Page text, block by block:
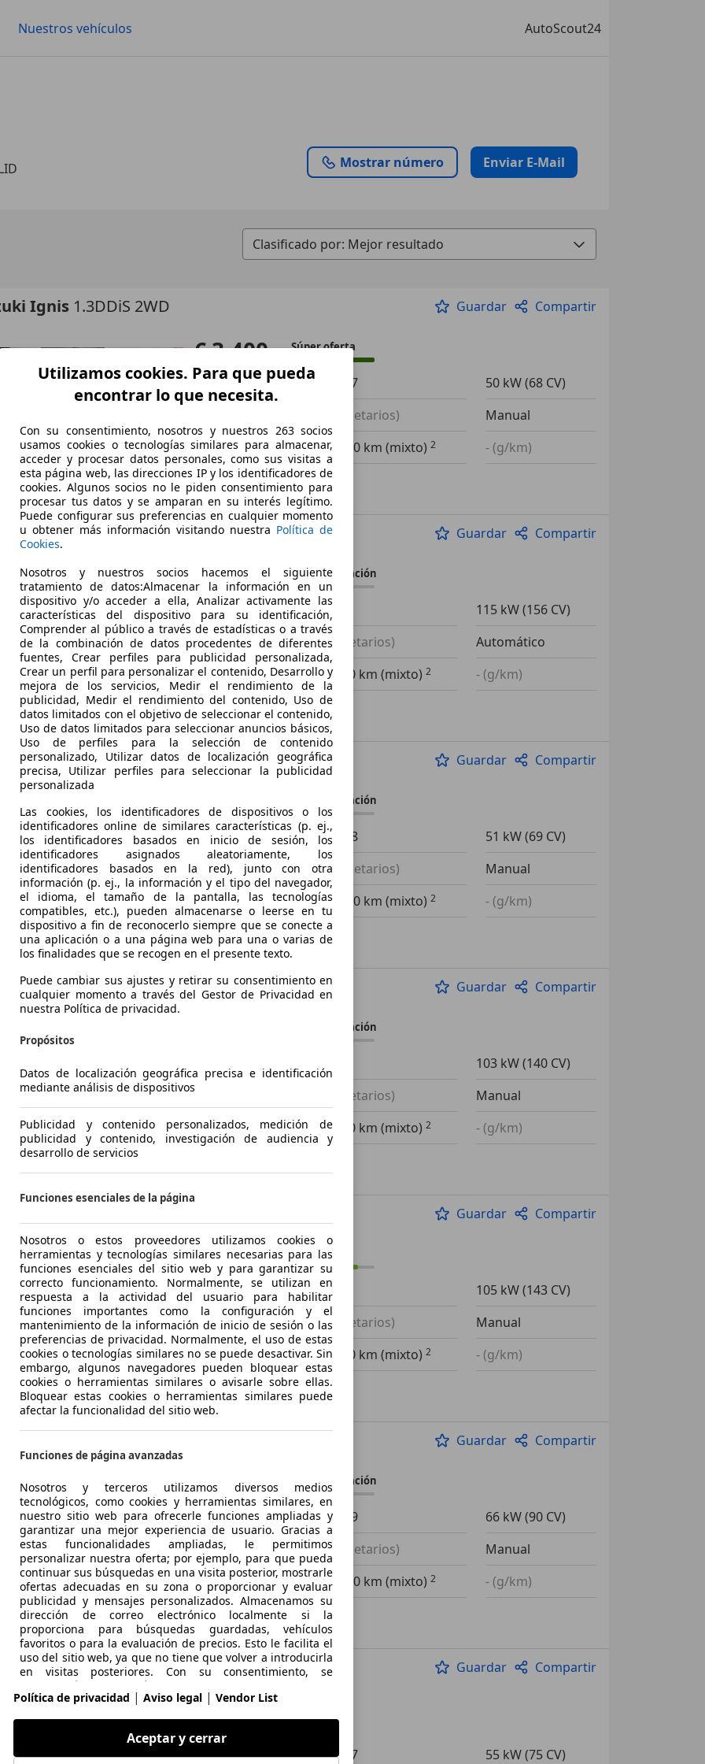
Nuestros vehículos AutoScout24
Mostrar número Enviar E-Mail
1/16
Ignis 1.3DDiS 2WD Guardar Compartir
€ 3.400 Súper oferta
205.000 km 01/2007
50 kW (68 CV)
- (Propietarios)
Manual
Diésel
5,0 l/100 km (mixto)
- (g/km)
-/-
1/15
4007 2.2HDI Sport Pack Guardar Compartir
€ 5.900 Sin comparación
299.000 km 01/2012
115 kW (156 CV)
Ocasión
- (Propietarios)
Automático
Diésel
7,0 l/100 km (mixto)
- (g/km)
-/-
1/11
2071.4HDI Sport Guardar Compartir
€ 4.100 Sin comparación
200.000 km 02/2008
51 kW (69 CV)
Ocasión
- (Propietarios)
Manual
Diésel
4,5 l/100 km (mixto)
- (g/km)
-/-
Alhambra2.0TDI CR Ecomotive Style 140 Guardar Compartir
Sin comparación
103 kW (140 CV)
Ocasión
- (Propietarios)
Manual
Diésel
5,5 l/100 km (mixto)
- (g/km)
1/13
Guardar Compartir
€ 8.400 Buen precio
249.000 km 01/2014
105 kW (143 CV)
Ocasión
- (Propietarios)
Manual
Diésel
4,4 l/100 km (mixto)
- (g/km)
-/-
1/1
Guardar Compartir
€ 1.500 Sin comparación
245.000 km 01/1999
66 kW (90 CV)
Ocasión
- (Propietarios)
Manual
Diésel
6,8 l/100 km (mixto)
- (g/km)
-/-
Caddy 1.9TDI Kombi 75 Guardar Compartir
€ 3.900
450.000 km 01/2007 55 kW (75 CV)
Utilizamos cookies. Para que pueda
encontrar lo que necesita.
Con su consentimiento, nosotros y nuestros 263 socios
usamos cookies o tecnologías similares para almacenar,
acceder y procesar datos personales, como sus visitas a
esta página web, las direcciones IP y los identificadores de
cookies. Algunos socios no le piden consentimiento para
procesar tus datos y se amparan en su interés legítimo.
Puede configurar sus preferencias en cualquier momento
u obtener más información visitando nuestra Política de
Cookies.
Nosotros y nuestros socios hacemos el siguiente
tratamiento de datos:Almacenar la información en un
dispositivo y/o acceder a ella, Analizar activamente las
características del dispositivo para su identificación,
Comprender al público a través de estadísticas o a través
de la combinación de datos procedentes de diferentes
fuentes, Crear perfiles para publicidad personalizada,
Crear un perfil para personalizar el contenido, Desarrollo y
mejora de los servicios, Medir el rendimiento de la
publicidad, Medir el rendimiento del contenido, Uso de
datos limitados con el objetivo de seleccionar el contenido,
Uso de datos limitados para seleccionar anuncios básicos,
Uso de perfiles para la selección de contenido
personalizado, Utilizar datos de localización geográfica
precisa, Utilizar perfiles para seleccionar la publicidad
personalizada
Las cookies, los identificadores de dispositivos o los
identificadores online de similares características (p. ej.,
los identificadores basados en inicio de sesión, los
identificadores asignados aleatoriamente, los
identificadores basados en la red), junto con otra
información (p. ej., la información y el tipo del navegador,
el idioma, el tamaño de la pantalla, las tecnologías
compatibles, etc.), pueden almacenarse o leerse en tu
dispositivo a fin de reconocerlo siempre que se conecte a
una aplicación o a una página web para una o varias de
los finalidades que se recogen en el presente texto.
Puede cambiar sus ajustes y retirar su consentimiento en
cualquier momento a través del Gestor de Privacidad en
nuestra Política de privacidad.
Propósitos
Datos de localización geográfica precisa e identificación
mediante análisis de dispositivos
Publicidad y contenido personalizados, medición de
publicidad y contenido, investigación de audiencia y
desarrollo de servicios
Funciones esenciales de la página
Nosotros o estos proveedores utilizamos cookies o
herramientas y tecnologías similares necesarias para las
funciones esenciales del sitio web y para garantizar su
correcto funcionamiento. Normalmente, se utilizan en
respuesta a la actividad del usuario para habilitar
funciones importantes como la configuración y el
mantenimiento de la información de inicio de sesión o las
preferencias de privacidad. Normalmente, el uso de estas
cookies o tecnologías similares no se puede desactivar. Sin
embargo, algunos navegadores pueden bloquear estas
cookies o herramientas similares o avisarle sobre ellas.
Bloquear estas cookies o herramientas similares puede
afectar la funcionalidad del sitio web.
Funciones de página avanzadas
Nosotros y terceros utilizamos diversos medios
tecnológicos, como cookies y herramientas similares, en
nuestro sitio web para ofrecerle funciones ampliadas y
garantizar una mejor experiencia de usuario. Gracias a
estas funcionalidades ampliadas, le permitimos
personalizar nuestra oferta; por ejemplo, para que pueda
continuar sus búsquedas en una visita posterior, mostrarle
ofertas adecuadas en su zona o proporcionar y evaluar
publicidad y mensajes personalizados. Almacenamos su
dirección de correo electrónico localmente si la
proporciona para búsquedas guardadas, vehículos
favoritos o para la evaluación de precios. Esto le facilita el
uso del sitio web, ya que no tiene que volver a introducirla
en visitas posteriores. Con su consentimiento, se
transmitirá información basada en el uso a los
concesionarios con los que contacte. Los proveedores
financiación durante 30 días y reutilizarla
automáticamente durante este periodo para completar
Política de privacidad | Aviso legal | Vendor List
Aceptar y cerrar